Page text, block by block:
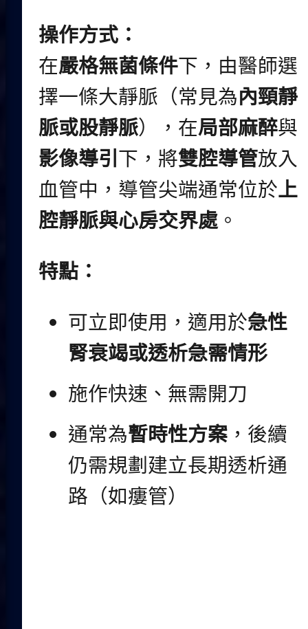
操作方式：
在嚴格無菌條件下，由醫師選
擇一條大靜脈（常見為內頸靜
脈或股靜脈），在局部麻醉與
影像導引 下，將雙腔導管放入
血管中，導管尖端通常位於上
腔靜脈與心房交界處。
特點：
可立即使用，適用於急性
腎衰竭或透析急需情形
施作快速、無需開刀
通常為暫時性方案 ，後續
仍需規劃建立長期透析通
路（如瘻管）